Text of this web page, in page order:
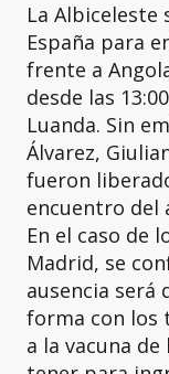
La Albiceleste
España para
frente a
desde las
Luanda. Sin
Álvarez,
fueron
encuentro del
En el caso de
Madrid, se
ausencia será
forma con los
a la vacuna